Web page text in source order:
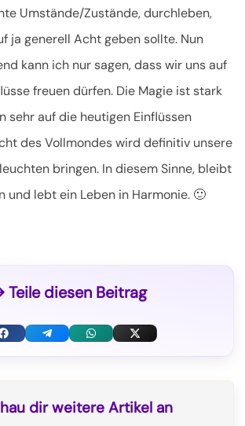
Umstände/Zustände, durchleben,
ja generell Acht geben sollte. Nun
kann ich nur sagen, dass wir uns auf
freuen dürfen. Die Magie ist stark
sehr auf die heutigen Einflüssen
des Vollmondes wird definitiv unsere
bringen. In diesem Sinne, bleibt
und lebt ein Leben in Harmonie. 🙂
Teile diesen Beitrag
F
T
W
X
T
dir weitere Artikel an